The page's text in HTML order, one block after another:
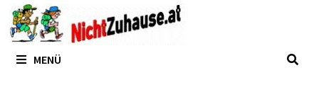
Zum
Inhalt
springen
MENÜ